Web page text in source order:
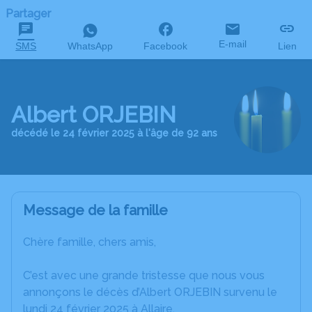
Partager
SMS WhatsApp Facebook E-mail Lien
Albert ORJEBIN
décédé le 24 février 2025 à l'âge de 92 ans
Message de la famille
Chère famille, chers amis,
C’est avec une grande tristesse que nous vous
annonçons le décès d’Albert ORJEBIN survenu le
lundi 24 février 2025 à Allaire.